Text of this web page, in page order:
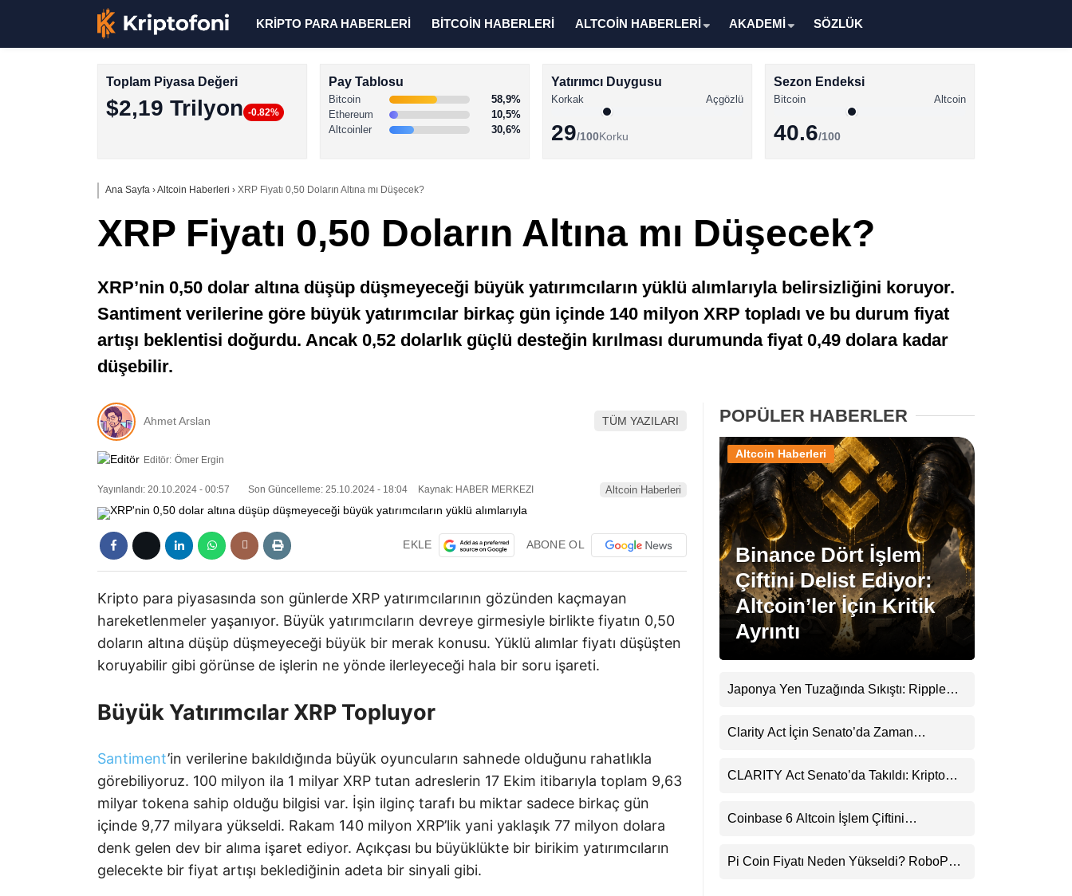
Solana Haberleri
XRP Haberleri
Facebook
Instagram
Youtube
TikTok
KRİPTO PARA HABERLERİ BİTCOİN HABERLERİ ALTCOİN HABERLERİ AKADEMİ SÖZLÜK
Toplam Piyasa Değeri
$2,19 Trilyon -0.82%
Pay Tablosu
Bitcoin
58,9%
Ethereum
10,5%
Altcoinler
30,6%
Yatırımcı Duygusu
Korkak Açgözlü
29/100Korku
Sezon Endeksi
Bitcoin Altcoin
40.6/100
Ana Sayfa ›Altcoin Haberleri › XRP Fiyatı 0,50 Doların Altına mı Düşecek?
XRP Fiyatı 0,50 Doların Altına mı Düşecek?
XRP’nin 0,50 dolar altına düşüp düşmeyeceği büyük yatırımcıların yüklü alımlarıyla belirsizliğini koruyor.
Santiment verilerine göre büyük yatırımcılar birkaç gün içinde 140 milyon XRP topladı ve bu durum fiyat
artışı beklentisi doğurdu. Ancak 0,52 dolarlık güçlü desteğin kırılması durumunda fiyat 0,49 dolara kadar
düşebilir.
Ahmet Arslan TÜM YAZILARI
Editör: Ömer Ergin
Yayınlandı: 20.10.2024 - 00:57 Son Güncelleme: 25.10.2024 - 18:04 Kaynak: HABER MERKEZI Altcoin Haberleri
EKLE ABONE OL
Kripto para piyasasında son günlerde XRP yatırımcılarının gözünden kaçmayan
hareketlenmeler yaşanıyor. Büyük yatırımcıların devreye girmesiyle birlikte fiyatın 0,50
doların altına düşüp düşmeyeceği büyük bir merak konusu. Yüklü alımlar fiyatı düşüşten
koruyabilir gibi görünse de işlerin ne yönde ilerleyeceği hala bir soru işareti.
Büyük Yatırımcılar XRP Topluyor
Santiment’in verilerine bakıldığında büyük oyuncuların sahnede olduğunu rahatlıkla
görebiliyoruz. 100 milyon ila 1 milyar XRP tutan adreslerin 17 Ekim itibarıyla toplam 9,63
milyar tokena sahip olduğu bilgisi var. İşin ilginç tarafı bu miktar sadece birkaç gün
içinde 9,77 milyara yükseldi. Rakam 140 milyon XRP’lik yani yaklaşık 77 milyon dolara
denk gelen dev bir alıma işaret ediyor. Açıkçası bu büyüklükte bir birikim yatırımcıların
gelecekte bir fiyat artışı beklediğinin adeta bir sinyali gibi.
POPÜLER HABERLER
Binance Dört İşlem
Çiftini Delist Ediyor:
Altcoin’ler İçin Kritik
Ayrıntı
Altcoin Haberleri
Japonya Yen Tuzağında Sıkıştı: Ripple
Clarity Act İçin Senato’da Zaman
CLARITY Act Senato’da Takıldı: Kripto
Coinbase 6 Altcoin İşlem Çiftini
Pi Coin Fiyatı Neden Yükseldi? RoboPay